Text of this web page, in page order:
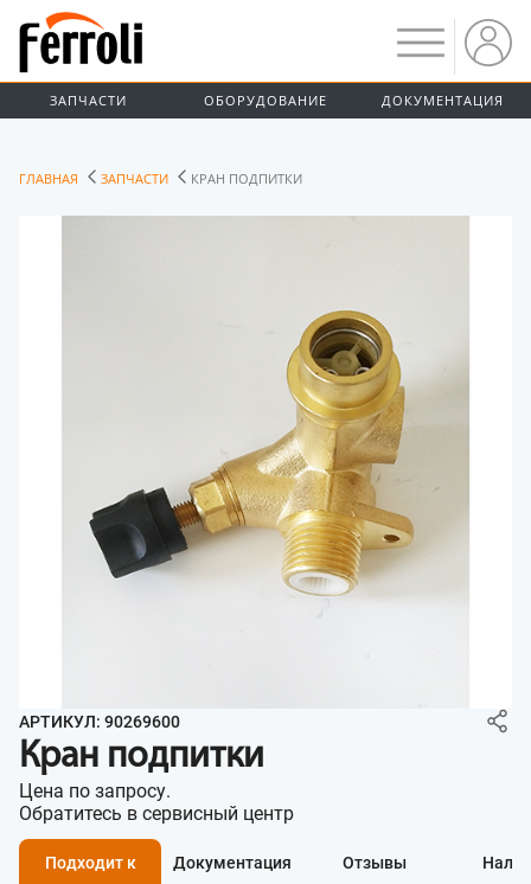
ЗАПЧАСТИ ОБОРУДОВАНИЕ ДОКУМЕНТАЦИЯ
ГЛАВНАЯ ЗАПЧАСТИ КРАН ПОДПИТКИ
АРТИКУЛ: 90269600
Кран подпитки
Цена по запросу.
Обратитесь в сервисный центр
Подходит к Документация Отзывы